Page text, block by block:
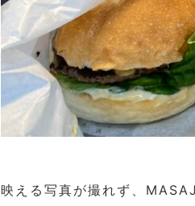
映える写真が撮れず、